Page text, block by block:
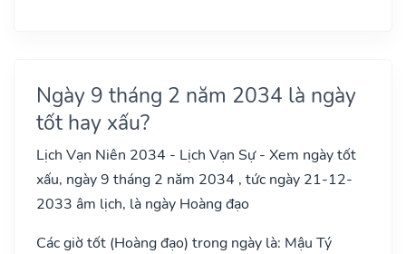
Ngày 9 tháng 2 năm 2034 là ngày
tốt hay xấu?
Lịch Vạn Niên 2034 - Lịch Vạn Sự - Xem ngày tốt
xấu, ngày 9 tháng 2 năm 2034 , tức ngày 21-12-
2033 âm lịch, là ngày Hoàng đạo
Các giờ tốt (Hoàng đạo) trong ngày là: Mậu Tý